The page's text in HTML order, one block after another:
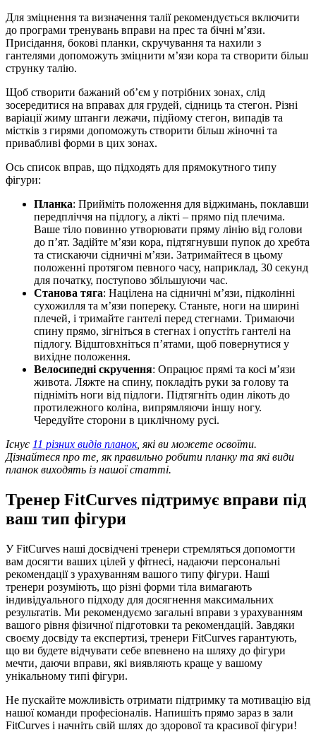
Для зміцнення та визначення талії рекомендується включити
до програми тренувань вправи на прес та бічні м’язи.
Присідання, бокові планки, скручування та нахили з
гантелями допоможуть зміцнити м’язи кора та створити більш
струнку талію.
Щоб створити бажаний об’єм у потрібних зонах, слід
зосередитися на вправах для грудей, сідниць та стегон. Різні
варіації жиму штанги лежачи, підйому стегон, випадів та
містків з гирями допоможуть створити більш жіночні та
привабливі форми в цих зонах.
Ось список вправ, що підходять для прямокутного типу
фігури:
Планка: Прийміть положення для віджимань, поклавши
передпліччя на підлогу, а лікті – прямо під плечима.
Ваше тіло повинно утворювати пряму лінію від голови
до п’ят. Задійте м’язи кора, підтягнувши пупок до хребта
та стискаючи сідничні м’язи. Затримайтеся в цьому
положенні протягом певного часу, наприклад, 30 секунд
для початку, поступово збільшуючи час.
Станова тяга: Націлена на сідничні м’язи, підколінні
сухожилля та м’язи попереку. Станьте, ноги на ширині
плечей, і тримайте гантелі перед стегнами. Тримаючи
спину прямо, зігніться в стегнах і опустіть гантелі на
підлогу. Відштовхніться п’ятами, щоб повернутися у
вихідне положення.
Велосипедні скручення: Опрацює прямі та косі м’язи
живота. Ляжте на спину, покладіть руки за голову та
підніміть ноги від підлоги. Підтягніть один лікоть до
протилежного коліна, випрямляючи іншу ногу.
Чередуйте сторони в циклічному русі.
Існує 11 різних видів планок, які ви можете освоїти.
Дізнайтеся про те, як правильно робити планку та які види
планок виходять із нашої статті.
Тренер FitCurves підтримує вправи під
ваш тип фігури
У FitCurves наші досвідчені тренери стремляться допомогти
вам досягти ваших цілей у фітнесі, надаючи персональні
рекомендації з урахуванням вашого типу фігури. Наші
тренери розуміють, що різні форми тіла вимагають
індивідуального підходу для досягнення максимальних
результатів. Ми рекомендуємо загальні вправи з урахуванням
вашого рівня фізичної підготовки та рекомендацій. Завдяки
своєму досвіду та експертизі, тренери FitCurves гарантують,
що ви будете відчувати себе впевнено на шляху до фігури
мечти, даючи вправи, які виявляють краще у вашому
унікальному типі фігури.
Не пускайте можливість отримати підтримку та мотивацію від
нашої команди професіоналів. Напишіть прямо зараз в зали
FitCurves і начніть свій шлях до здорової та красивої фігури!